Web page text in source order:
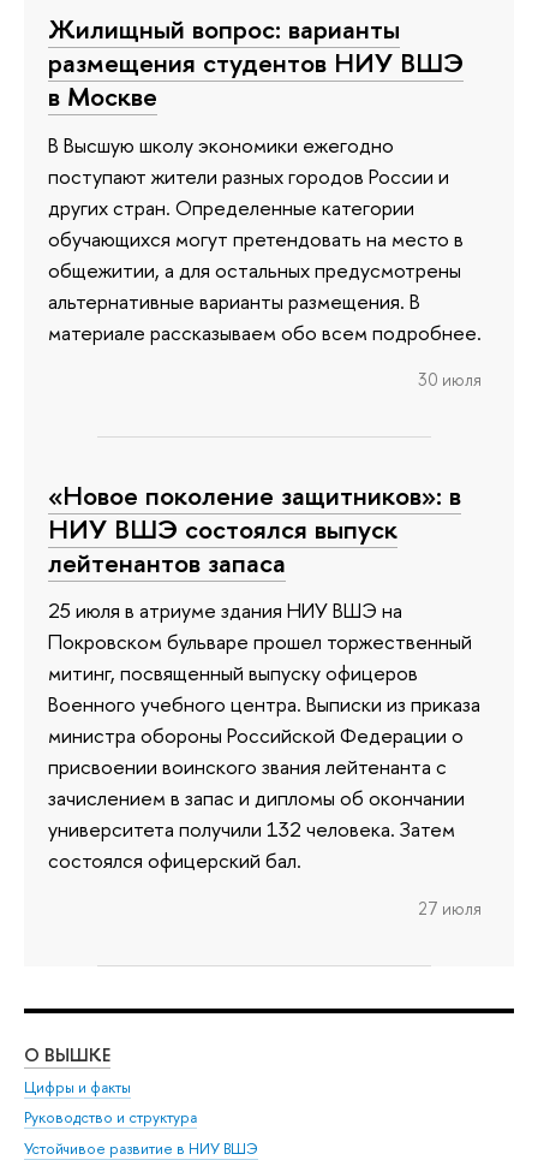
Жилищный вопрос: варианты
размещения студентов НИУ ВШЭ
в Москве
В Высшую школу экономики ежегодно
поступают жители разных городов России и
других стран. Определенные категории
обучающихся могут претендовать на место в
общежитии, а для остальных предусмотрены
альтернативные варианты размещения. В
материале рассказываем обо всем подробнее.
30 июля
«Новое поколение защитников»: в
НИУ ВШЭ состоялся выпуск
лейтенантов запаса
25 июля в атриуме здания НИУ ВШЭ на
Покровском бульваре прошел торжественный
митинг, посвященный выпуску офицеров
Военного учебного центра. Выписки из приказа
министра обороны Российской Федерации о
присвоении воинского звания лейтенанта с
зачислением в запас и дипломы об окончании
университета получили 132 человека. Затем
состоялся офицерский бал.
27 июля
О ВЫШКЕ
Цифры и факты
Руководство и структура
Устойчивое развитие в НИУ ВШЭ